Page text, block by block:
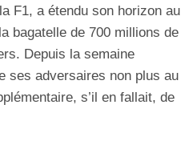
F1, a étendu son horizon au
bagatelle de 700 millions de
Depuis la semaine
ses adversaires non plus au
s’il en fallait, de